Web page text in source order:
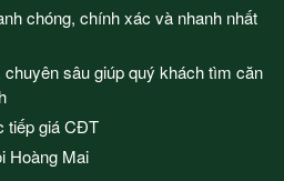
chóng, chính xác và nhanh nhất
sâu giúp quý khách tìm căn
tiếp giá CĐT
Hoàng Mai